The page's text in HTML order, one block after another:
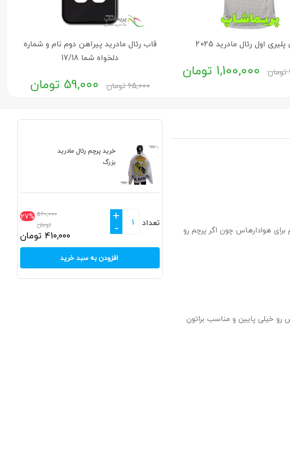
اول رئال مادرید 2025
تومان 1,100,000 تومان
قاب رئال مادرید پیراهن دوم نام و شماره
دلخواه شما 17/18
65,000تومان 59,000 تومان
هوادارهاس چون اگر پرچم رو
خیلی پایین و مناسب براتون
خرید پرچم رئال مادرید
بزرگ
27% 560,000
تومان
410,000 تومان
تعداد
+
-
افزودن به سبد خرید